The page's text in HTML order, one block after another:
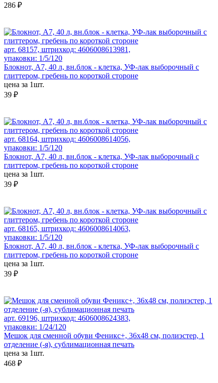
286 ₽
арт. 68157, штрихкод: 4606008613981,
упаковки: 1/5/120
Блокнот, А7, 40 л, вн.блок - клетка, УФ-лак выборочный с
глиттером, гребень по короткой стороне
цена за 1шт.
39 ₽
арт. 68164, штрихкод: 4606008614056,
упаковки: 1/5/120
Блокнот, А7, 40 л, вн.блок - клетка, УФ-лак выборочный с
глиттером, гребень по короткой стороне
цена за 1шт.
39 ₽
арт. 68165, штрихкод: 4606008614063,
упаковки: 1/5/120
Блокнот, А7, 40 л, вн.блок - клетка, УФ-лак выборочный с
глиттером, гребень по короткой стороне
цена за 1шт.
39 ₽
арт. 69196, штрихкод: 4606008624383,
упаковки: 1/24/120
Мешок для сменной обуви Феникс+, 36х48 см, полиэстер, 1
отделение (-я), сублимационная печать
цена за 1шт.
468 ₽